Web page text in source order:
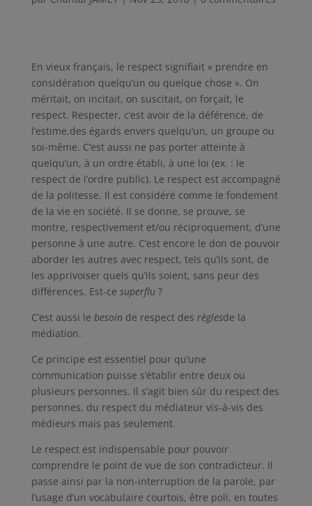
En vieux français, le respect signifiait « prendre en
considération quelqu’un ou quelque chose ». On
méritait, on incitait, on suscitait, on forçait, le
respect. Respecter, c’est avoir de la déférence, de
l’estime,des égards envers quelqu’un, un groupe ou
soi-même. C’est aussi ne pas porter atteinte à
quelqu’un, à un ordre établi, à une loi (ex. : le
respect de l’ordre public). Le respect est accompagné
de la politesse. Il est considéré comme le fondement
de la vie en société. Il se donne, se prouve, se
montre, respectivement et/ou réciproquement, d’une
personne à une autre. C’est encore le don de pouvoir
aborder les autres avec respect, tels qu’ils sont, de
les apprivoiser quels qu’ils soient, sans peur des
différences. Est-ce superflu ?
C’est aussi le besoin de respect des règlesde la
médiation.
Ce principe est essentiel pour qu’une
communication puisse s’établir entre deux ou
plusieurs personnes. Il s’agit bien sûr du respect des
personnes, du respect du médiateur vis-à-vis des
médieurs mais pas seulement.
Le respect est indispensable pour pouvoir
comprendre le point de vue de son contradicteur. Il
passe ainsi par la non-interruption de la parole, par
l’usage d’un vocabulaire courtois, être poli, en toutes